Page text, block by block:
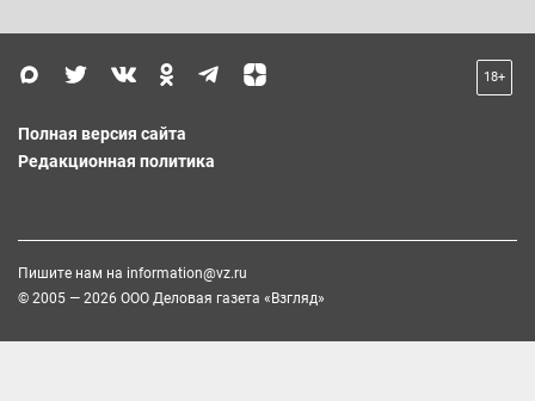
18+
Полная версия сайта
Редакционная политика
Пишите нам на information@vz.ru
© 2005 — 2026 ООО Деловая газета «Взгляд»